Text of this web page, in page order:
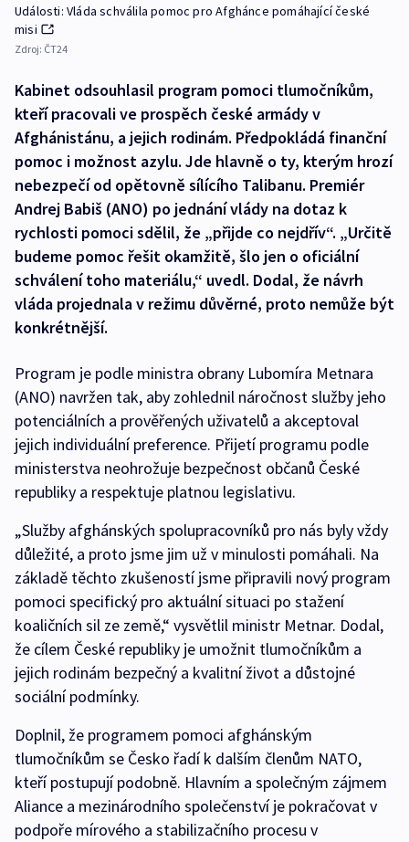
Události: Vláda schválila pomoc pro Afghánce pomáhající české
misi
Zdroj: ČT24
Kabinet odsouhlasil program pomoci tlumočníkům,
kteří pracovali ve prospěch české armády v
Afghánistánu, a jejich rodinám. Předpokládá finanční
pomoc i možnost azylu. Jde hlavně o ty, kterým hrozí
nebezpečí od opětovně sílícího Talibanu. Premiér
Andrej Babiš (ANO) po jednání vlády na dotaz k
rychlosti pomoci sdělil, že „přijde co nejdřív“. „Určitě
budeme pomoc řešit okamžitě, šlo jen o oficiální
schválení toho materiálu,“ uvedl. Dodal, že návrh
vláda projednala v režimu důvěrné, proto nemůže být
konkrétnější.
Program je podle ministra obrany Lubomíra Metnara
(ANO) navržen tak, aby zohlednil náročnost služby jeho
potenciálních a prověřených uživatelů a akceptoval
jejich individuální preference. Přijetí programu podle
ministerstva neohrožuje bezpečnost občanů České
republiky a respektuje platnou legislativu.
„Služby afghánských spolupracovníků pro nás byly vždy
důležité, a proto jsme jim už v minulosti pomáhali. Na
základě těchto zkušeností jsme připravili nový program
pomoci specifický pro aktuální situaci po stažení
koaličních sil ze země,“ vysvětlil ministr Metnar. Dodal,
že cílem České republiky je umožnit tlumočníkům a
jejich rodinám bezpečný a kvalitní život a důstojné
sociální podmínky.
Doplnil, že programem pomoci afghánským
tlumočníkům se Česko řadí k dalším členům NATO,
kteří postupují podobně. Hlavním a společným zájmem
Aliance a mezinárodního společenství je pokračovat v
podpoře mírového a stabilizačního procesu v